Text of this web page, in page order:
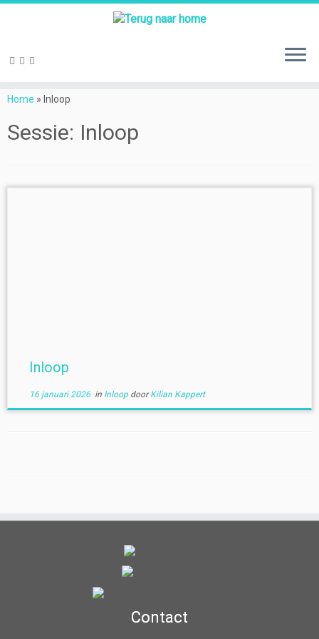
naarHome » Inloop
Sessie: Inloop
Inloop
16 januari 2026in Inloop doorKilian Kappert
Contact